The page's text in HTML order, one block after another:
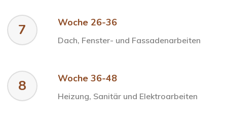
7 Woche 26-36
Dach, Fenster- und Fassadenarbeiten
8 Woche 36-48
Heizung, Sanitär und Elektroarbeiten